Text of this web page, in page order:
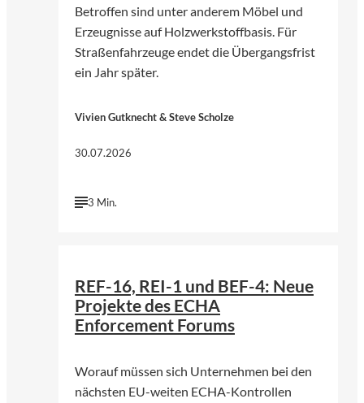
Betroffen sind unter anderem Möbel und
Erzeugnisse auf Holzwerkstoffbasis. Für
Straßenfahrzeuge endet die Übergangsfrist
ein Jahr später.
Vivien Gutknecht & Steve Scholze
30.07.2026
3 Min.
REF-16, REI-1 und BEF-4: Neue
Projekte des ECHA
Enforcement Forums
Worauf müssen sich Unternehmen bei den
nächsten EU-weiten ECHA-Kontrollen